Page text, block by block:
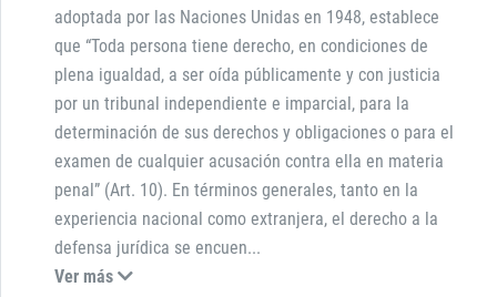
adoptada por las Naciones Unidas en 1948, establece
que “Toda persona tiene derecho, en condiciones de
plena igualdad, a ser oída públicamente y con justicia
por un tribunal independiente e imparcial, para la
determinación de sus derechos y obligaciones o para el
examen de cualquier acusación contra ella en materia
penal” (Art. 10). En términos generales, tanto en la
experiencia nacional como extranjera, el derecho a la
defensa jurídica se encuen...
Ver más